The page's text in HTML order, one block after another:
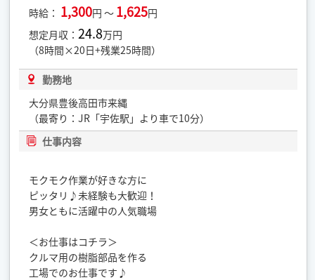
時給： 1,300円 ～ 1,625円
想定月収：24.8万円
（8時間×20日+残業25時間）
勤務地
大分県豊後高田市来縄
（最寄り：JR「宇佐駅」より車で10分）
仕事内容
モクモク作業が好きな方に
ピッタリ♪未経験も大歓迎！
男女ともに活躍中の人気職場
＜お仕事はコチラ＞
クルマ用の樹脂部品を作る
工場でのお仕事です♪